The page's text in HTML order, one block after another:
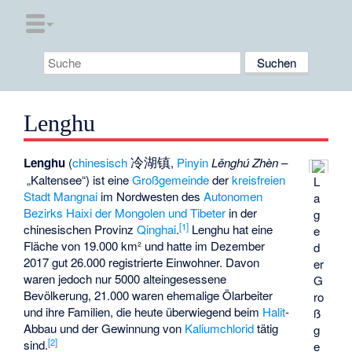
Lenghu
L
a
g
e
d
er
G
ro
ß
g
e
Lenghu (chinesisch 冷湖镇, Pinyin Lěnghú Zhèn–
„Kaltensee“) ist eineGroßgemeindederkreisfreien
Stadt Mangnai im Nordwesten desAutonomen
Bezirks Haixi der Mongolen und Tibeter in der
chinesischen ProvinzQinghai.[1] Lenghu hat eine
Fläche von 19.000 km² und hatte im Dezember
2017 gut 26.000 registrierte Einwohner. Davon
waren jedoch nur 5000 alteingesessene
Bevölkerung, 21.000 waren ehemalige Ölarbeiter
und ihre Familien, die heute überwiegend beim Halit-
Abbau und der Gewinnung von Kaliumchloridtätig
sind.[2]